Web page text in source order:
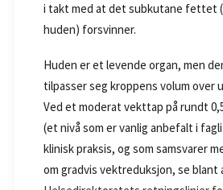
i takt med at det subkutane
huden) forsvinner.
Huden er et levende organ, men
tilpasser seg kroppens volum over
Ved et moderat vekttap på rundt
(et nivå som er vanlig anbefalt i
klinisk praksis, og som samsvarer
om gradvis vektreduksjon, se blant